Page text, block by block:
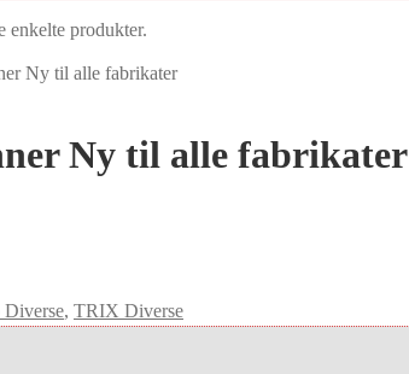
enkelte produkter.
Ny til alle fabrikater
Ny til alle fabrikater
Diverse, TRIX Diverse